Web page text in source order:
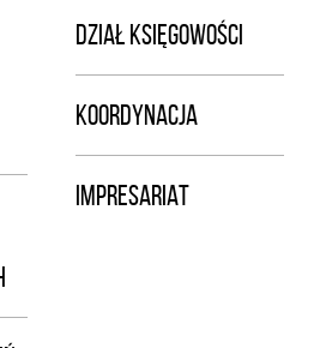
DZIAŁ KSIĘGOWOŚCI
KOORDYNACJA
IMPRESARIAT